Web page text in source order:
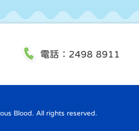
電話：2498 8911
Blood. All rights reserved.